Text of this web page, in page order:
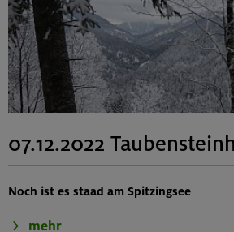
07.12.2022
Noch ist es staad am Spitzingsee
mehr